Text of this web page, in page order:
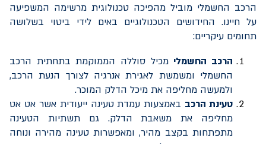
הרכב החשמלי מוביל מהפיכה טכנולוגית מרשימה המשפיעה
על חיינו. החידושים הטכנולוגיים באים לידי ביטוי בשלושה
תחומים עיקריים:
הרכב החשמלי מכיל סוללה הממוקמת בתחתית הרכב
החשמלי ומשמשת לאגירת אנרגיה לצורך הנעת הרכב,
ולמעשה מחליפה את מיכל הדלק המוכר.
טעינת הרכב באמצעות עמדת טעינה ייעודית אשר אט אט
מחליפה את משאבת הדלק. גם תשתיות הטעינה
מתפתחות בקצב מהיר, ומאפשרות טעינה מהירה ונוחה